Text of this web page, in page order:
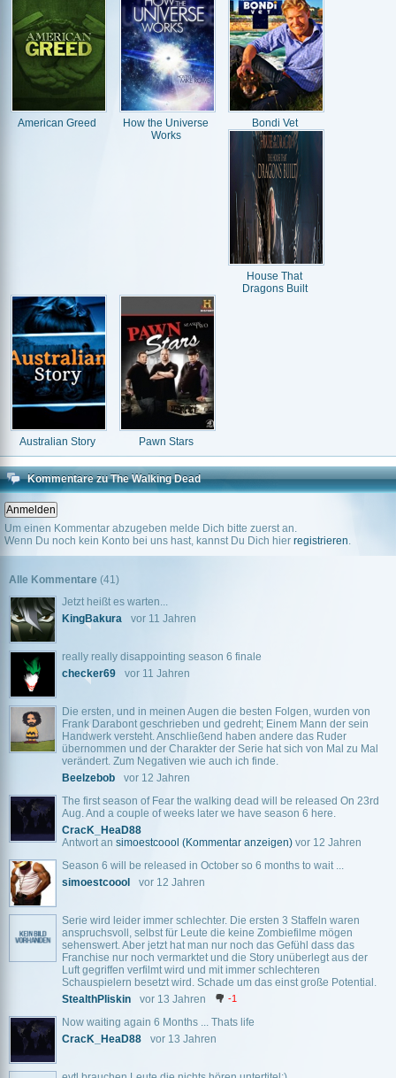
American Greed
How the Universe
Works
Bondi Vet
House That
Dragons Built
Australian Story Pawn Stars
Kommentare zu The Walking Dead
Um einen Kommentar abzugeben melde Dich bitte zuerst an.
Wenn Du noch kein Konto bei uns hast, kannst Du Dich hier registrieren.
Alle Kommentare (41)
Jetzt heißt es warten...
KingBakura
vor 11 Jahren
really really disappointing season 6 finale
checker69
vor 11 Jahren
Die ersten, und in meinen Augen die besten Folgen, wurden von
Frank Darabont geschrieben und gedreht; Einem Mann der sein
Handwerk versteht. Anschließend haben andere das Ruder
übernommen und der Charakter der Serie hat sich von Mal zu Mal
verändert. Zum Negativen wie auch ich finde.
Beelzebob
vor 12 Jahren
The first season of Fear the walking dead will be released On 23rd
Aug. And a couple of weeks later we have season 6 here.
CracK_HeaD88
Antwort an simoestcoool (Kommentar anzeigen) vor 12 Jahren
Season 6 will be released in October so 6 months to wait ...
simoestcoool
vor 12 Jahren
Serie wird leider immer schlechter. Die ersten 3 Staffeln waren
anspruchsvoll, selbst für Leute die keine Zombiefilme mögen
sehenswert. Aber jetzt hat man nur noch das Gefühl dass das
Franchise nur noch vermarktet und die Story unüberlegt aus der
Luft gegriffen verfilmt wird und mit immer schlechteren
Schauspielern besetzt wird. Schade um das einst große Potential.
StealthPliskin
vor 13 Jahren -1
Now waiting again 6 Months ... Thats life
CracK_HeaD88
vor 13 Jahren